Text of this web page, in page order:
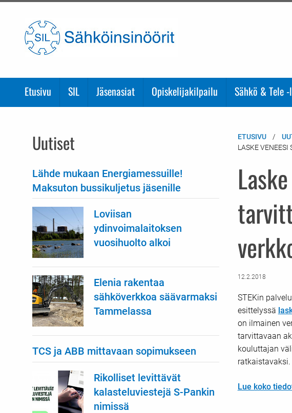
Etusivu SIL Jäsenasiat Opiskelijakilpailu Sähkö & Tele
ETUSIVU
LASKE VENEESI
12.2.2018
STEKin
esittelyssä
on ilmainen
tarvittavaan
kouluttajan
ratkaistavaksi.
Lue koko
Uutiset
Lähde mukaan Energiamessuille!
Maksuton bussikuljetus jäsenille
Loviisan
ydinvoimalaitoksen
vuosihuolto alkoi
Elenia rakentaa
sähköverkkoa säävarmaksi
Tammelassa
TCS ja ABB mittavaan sopimukseen
Rikolliset levittävät
kalasteluviestejä S-Pankin
nimissä